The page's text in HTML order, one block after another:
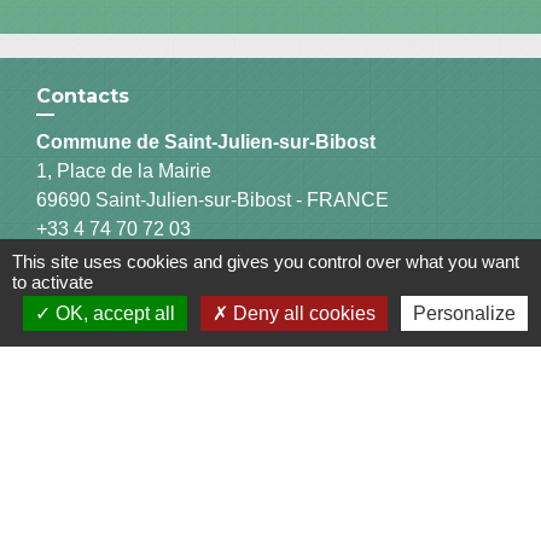
Contacts
Commune de Saint-Julien-sur-Bibost
1, Place de la Mairie
69690 Saint-Julien-sur-Bibost - FRANCE
+33 4 74 70 72 03
This site uses cookies and gives you control over what you want
to activate
OK, accept all
Deny all cookies Personalize